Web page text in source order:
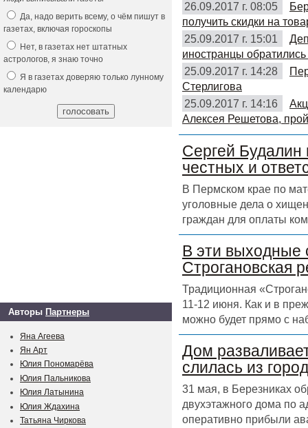
26.09.2017 г. 08:05
получить скидки на
25.09.2017 г. 15:01
иностранцы обратились
25.09.2017 г. 14:28
Стерлигова
25.09.2017 г. 14:16
Алексея Решетова,
Сергей Будалин
честных и
В Пермском крае по
уголовные дела о
граждан для оплаты
В эти выходные
Строгановская
Традиционная
11-12 июня. Как и в
можно будет прямо с
Дом
слилась из
31 мая, в Березниках
двухэтажного дома по
оперативно прибыли
Да, надо верить всему, о чём пишут в
газетах, включая гороскопы
Нет, в газетах нет штатных
астрологов, я знаю точно
Я в газетах доверяю только лунному
календарю
Авторы Партнеры
Яна Агеева
Ян Арт
Юлия Пономарёва
Юлия Пальникова
Юлия Латынина
Юлия Ждахина
Татьяна Чиркова